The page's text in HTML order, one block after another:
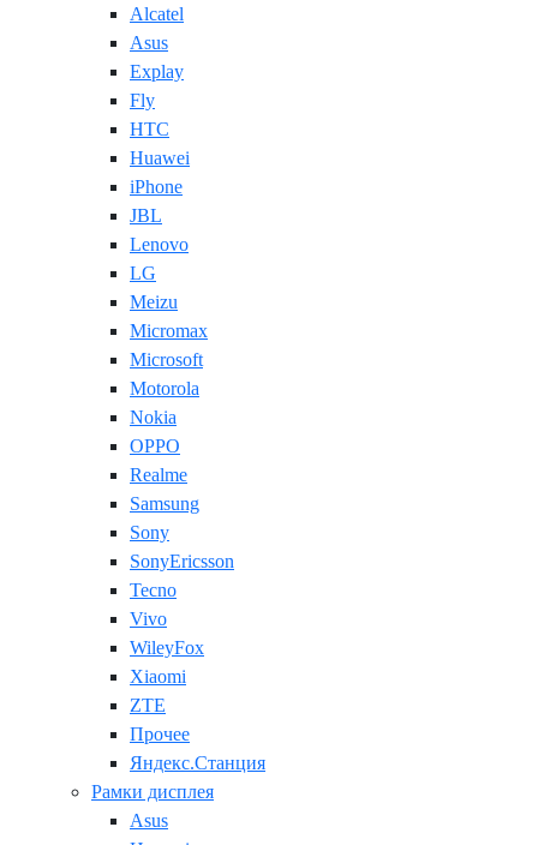
Alcatel
Asus
Explay
Fly
HTC
Huawei
iPhone
JBL
Lenovo
LG
Meizu
Micromax
Microsoft
Motorola
Nokia
OPPO
Realme
Samsung
Sony
SonyEricsson
Tecno
Vivo
WileyFox
Xiaomi
ZTE
Прочее
Яндекс.Станция
Рамки дисплея
Asus